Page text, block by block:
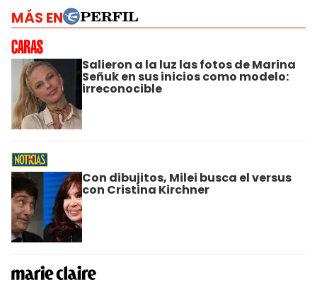
MÁS EN
Salieron a la luz las fotos de Marina
Señuk en sus inicios como modelo:
irreconocible
Con dibujitos, Milei busca el versus
con Cristina Kirchner